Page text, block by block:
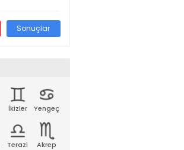
Sonuçlar
İkizler Yengeç
Terazi Akrep